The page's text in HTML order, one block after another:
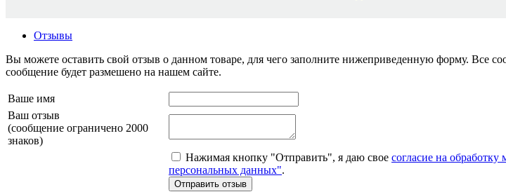
Отзывы
Вы можете оставить свой отзыв о данном товаре, для чего заполните нижеприведенную форму. Все
сообщение будет размешено на нашем сайте.
Ваше имя
Ваш отзыв
(сообщение ограничено 2000
знаков)
Нажимая кнопку "Отправить", я даю свое согласие на
персональных данных".